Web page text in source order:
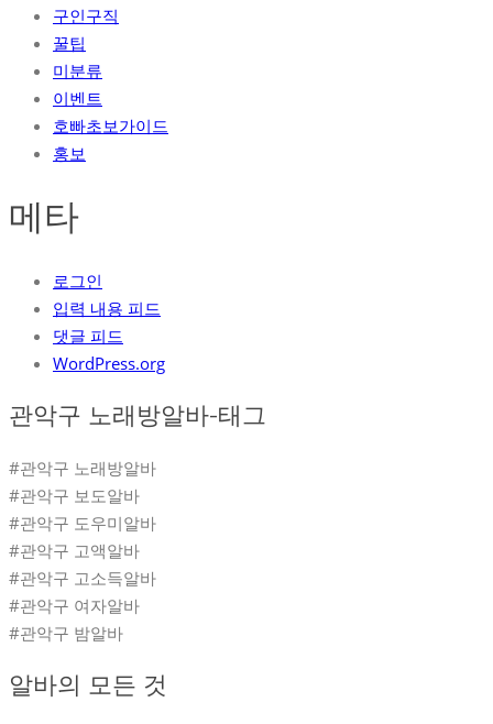
구인구직
꿀팁
미분류
이벤트
호빠초보가이드
홍보
메타
로그인
입력 내용 피드
댓글 피드
WordPress.org
관악구 노래방알바-태그
#관악구 노래방알바
#관악구 보도알바
#관악구 도우미알바
#관악구 고액알바
#관악구 고소득알바
#관악구 여자알바
#관악구 밤알바
알바의 모든 것